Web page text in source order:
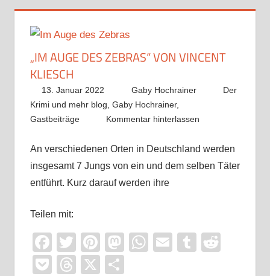
„IM AUGE DES ZEBRAS“ VON VINCENT
KLIESCH
13. Januar 2022 Gaby Hochrainer
Der
Krimi und mehr blog Gaby Hochrainer,
Gastbeiträge
Kommentar hinterlassen
An verschiedenen Orten in Deutschland werden
insgesamt 7 Jungs von ein und dem selben Täter
entführt. Kurz darauf werden ihre
Teilen mit:
Facebook
TwitterPinterest
Mastodon
WhatsApp
EmailTumblr
PocketThreads
X